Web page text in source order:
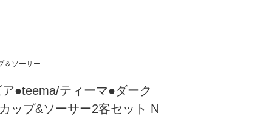
＆ソーサー
●teema/ティーマ●ダーク
ップ&ソーサー2客セット N